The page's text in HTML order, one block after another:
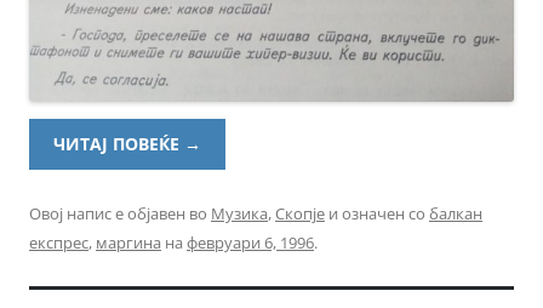
ЧИТАЈ ПОВЕЌЕ →
Овој напис е објавен во Музика,Скопје и означен со балкан
експрес, маргина на февруари 6, 1996.